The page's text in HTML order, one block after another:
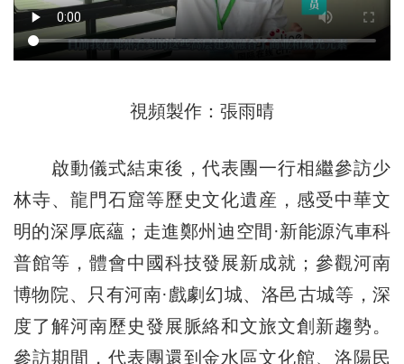
視頻製作：張雨晴
啟動儀式結束後，代表團一行相繼參訪少
林寺、龍門石窟等歷史文化遺産，感受中華文
明的深厚底蘊；走進鄭州迪空間·新能源汽車科
普館等，體會中國科技發展新成就；參觀河南
博物院、只有河南·戲劇幻城、洛邑古城等，深
度了解河南歷史發展脈絡和文旅文創新趨勢。
參訪期間，代表團還到金水區文化館、洛陽民